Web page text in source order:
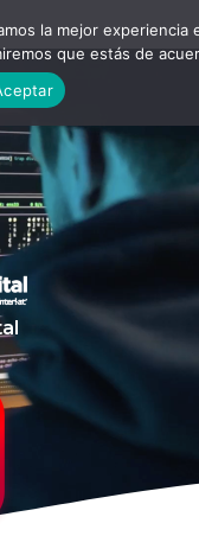
la mejor experiencia
que estás de